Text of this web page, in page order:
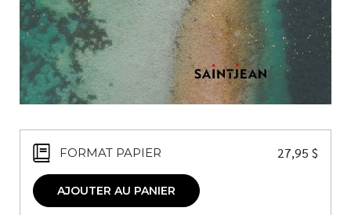
FORMAT PAPIER 27,95 $
AJOUTER AU PANIER